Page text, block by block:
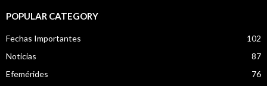
POPULAR CATEGORY
Fechas Importantes
102
Noticias
87
Efemérides
76